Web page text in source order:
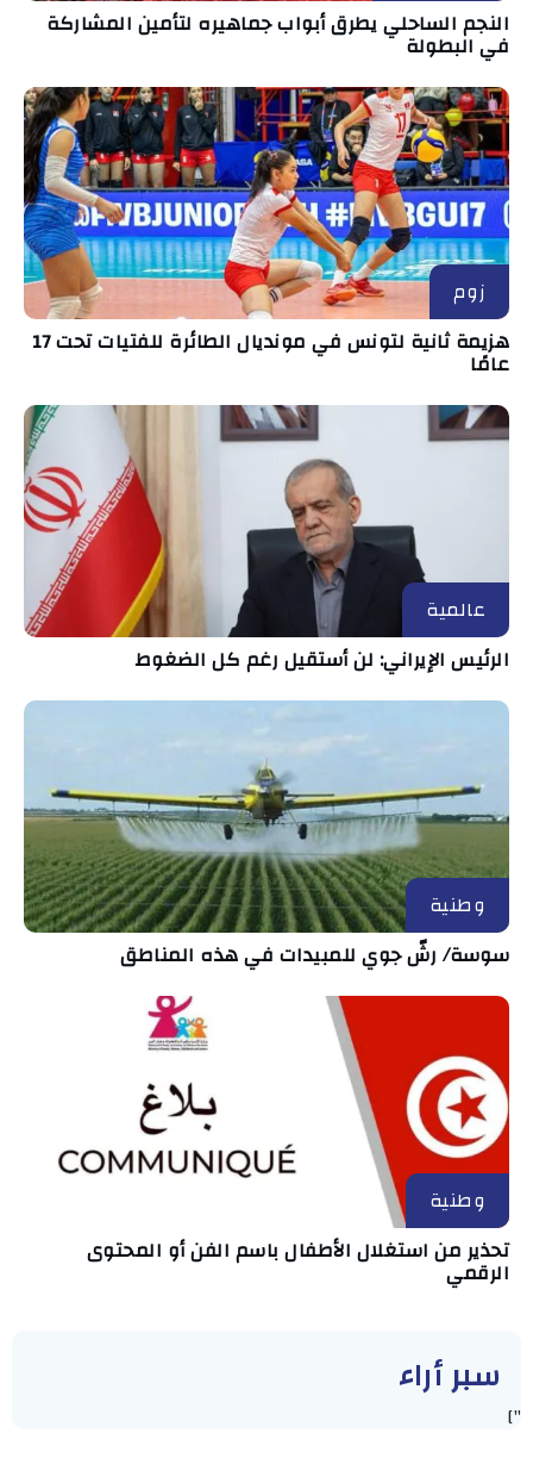
النجم الساحلي يطرق أبواب جماهيره لتأمين المشاركة
في البطولة
زوم
هزيمة ثانية لتونس في مونديال الطائرة للفتيات تحت 17
عامًا
عالمية
الرئيس الإيراني: لن أستقيل رغم كل الضغوط
وطنية
سوسة/ رشّ جوي للمبيدات في هذه المناطق
وطنية
تحذير من استغلال الأطفال باسم الفن أو المحتوى
الرقمي
سبر أراء
"]